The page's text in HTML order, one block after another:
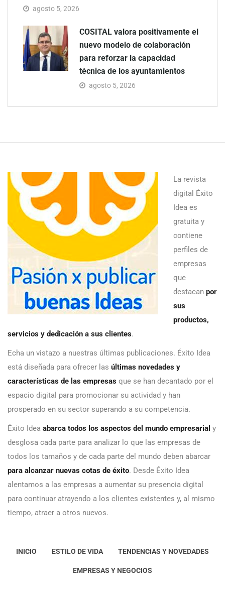
agosto 5, 2026
COSITAL valora positivamente el
nuevo modelo de colaboración
para reforzar la capacidad
técnica de los ayuntamientos
agosto 5, 2026
La revista
digital Éxito
Idea es
gratuita y
contiene
perfiles de
empresas
que
destacan por
sus
productos,
servicios y dedicación a sus clientes.
Echa un vistazo a nuestras últimas publicaciones. Éxito Idea
está diseñada para ofrecer las últimas novedades y
características de las empresas que se han decantado por el
espacio digital para promocionar su actividad y han
prosperado en su sector superando a su competencia.
Éxito Idea abarca todos los aspectos del mundo empresarial y
desglosa cada parte para analizar lo que las empresas de
todos los tamaños y de cada parte del mundo deben abarcar
para alcanzar nuevas cotas de éxito. Desde Éxito Idea
alentamos a las empresas a aumentar su presencia digital
para continuar atrayendo a los clientes existentes y, al mismo
tiempo, atraer a otros nuevos.
INICIO ESTILO DE VIDA TENDENCIAS Y NOVEDADES
EMPRESAS Y NEGOCIOS